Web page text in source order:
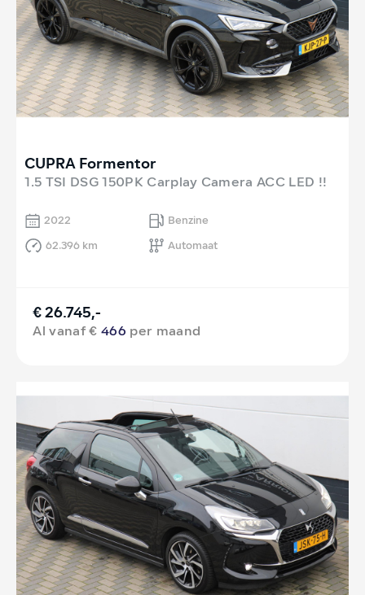
CUPRA Formentor
1.5 TSI DSG 150PK Carplay Camera ACC LED !!
2022
Benzine
62.396 km
Automaat
€ 26.745,-
Al vanaf €466 per maand